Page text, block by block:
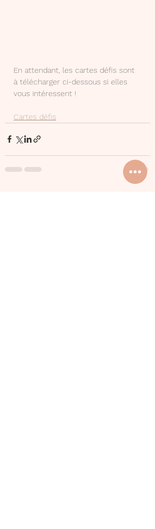
En attendant, les cartes défis sont
à télécharger ci-dessous si elles
vous intéressent !
Cartes défis